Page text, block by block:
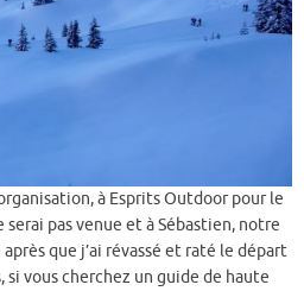
à Esprits Outdoor pour le
serai pas venue et à Sébastien, notre
que j’ai révassé et raté le départ
si vous cherchez un guide de haute